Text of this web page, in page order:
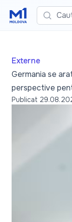
Caută
Externe
Germania se
perspective
Publicat